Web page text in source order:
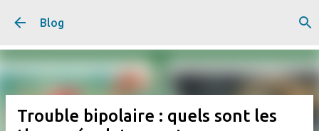
Blog
Trouble bipolaire : quels sont les